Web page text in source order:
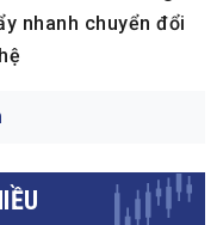
nhanh chuyển đổi